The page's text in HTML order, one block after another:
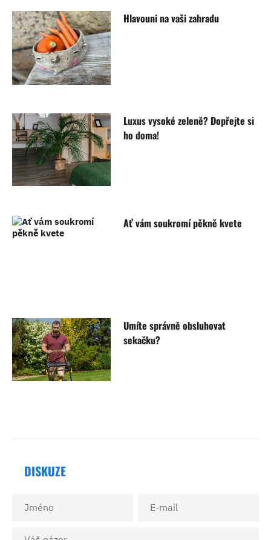
Hlavouni na vaši zahradu
Luxus vysoké zeleně? Dopřejte si
ho doma!
Ať vám soukromí pěkně kvete
Umíte správně obsluhovat
sekačku?
DISKUZE